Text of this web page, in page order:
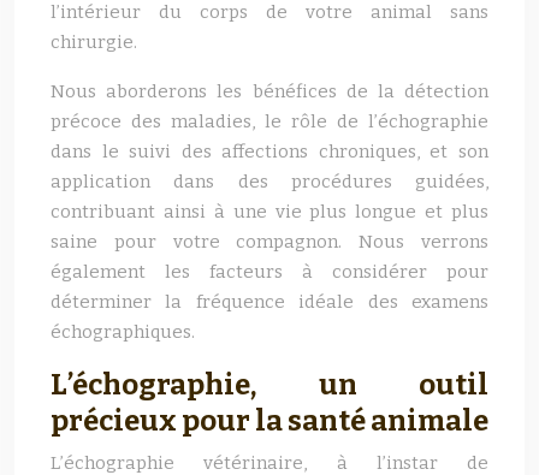
l’intérieur du corps de votre animal sans
chirurgie.
Nous aborderons les bénéfices de la détection
précoce des maladies, le rôle de l’échographie
dans le suivi des affections chroniques, et son
application dans des procédures guidées,
contribuant ainsi à une vie plus longue et plus
saine pour votre compagnon. Nous verrons
également les facteurs à considérer pour
déterminer la fréquence idéale des examens
échographiques.
L’échographie, un outil
précieux pour la santé animale
L’échographie vétérinaire, à l’instar de